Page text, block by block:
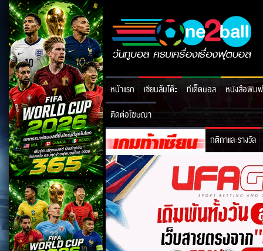
หน้าแรก เซียนล้มโต๊ะ ทีเด็ดบอล
หนังสือพิมพ์
ติดต่อโฆษณา
กติกาและรางวัล